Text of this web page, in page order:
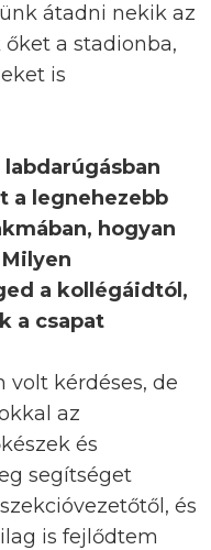
átadni nekik az
a stadionba,
is
a legnehezebb
hogyan
a kollégáidtól,
a csapat
volt kérdéses, de
az
és
segítséget
és
is fejlődtem